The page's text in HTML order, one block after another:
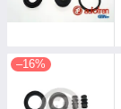
–16%